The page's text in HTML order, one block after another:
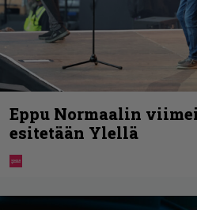
Eppu Normaalin
esitetään Ylellä